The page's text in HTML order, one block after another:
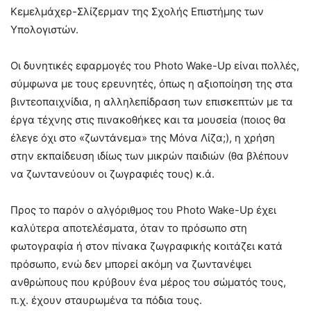
Κεμελμάχερ-Σλίζερμαν της Σχολής Επιστήμης των
Υπολογιστών.
Οι δυνητικές εφαρμογές του Photo Wake-Up είναι πολλές,
σύμφωνα με τους ερευνητές, όπως η αξιοποίηση της στα
βιντεοπαιχνίδια, η αλληλεπίδραση των επισκεπτών με τα
έργα τέχνης στις πινακοθήκες και τα μουσεία (ποιος θα
έλεγε όχι στο «ζωντάνεμα» της Μόνα Λίζα;), η χρήση
στην εκπαίδευση ιδίως των μικρών παιδιών (θα βλέπουν
να ζωντανεύουν οι ζωγραφιές τους) κ.ά.
Προς το παρόν ο αλγόριθμος του Photo Wake-Up έχει
καλύτερα αποτελέσματα, όταν το πρόσωπο στη
φωτογραφία ή στον πίνακα ζωγραφικής κοιτάζει κατά
πρόσωπο, ενώ δεν μπορεί ακόμη να ζωντανέψει
ανθρώπους που κρύβουν ένα μέρος του σώματός τους,
π.χ. έχουν σταυρωμένα τα πόδια τους.